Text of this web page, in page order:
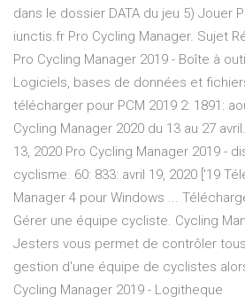
dans le dossier DATA du jeu 5) Jouer
iunctis.fr Pro Cycling Manager. Sujet
Pro Cycling Manager 2019 - Boîte à
Logiciels, bases de données et
télécharger pour PCM 2019 2: 1891:
Cycling Manager 2020 du 13 au 27
13, 2020 Pro Cycling Manager 2019 -
cyclisme. 60: 833: avril 19, 2020 ['19
Manager 4 pour Windows ...
Gérer une équipe cycliste. Cycling
Jesters vous permet de contrôler
gestion d'une équipe de cyclistes
Cycling Manager 2019 - Logitheque